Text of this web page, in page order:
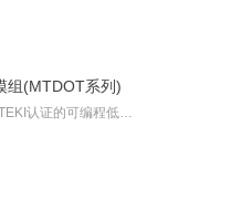
组(MTDOT系列)
认证的可编程低功